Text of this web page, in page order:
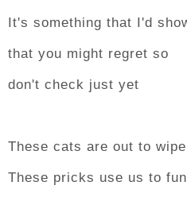
It's something that I'd
that you might regret so
don't check just yet
These cats are out to
These pricks use us to